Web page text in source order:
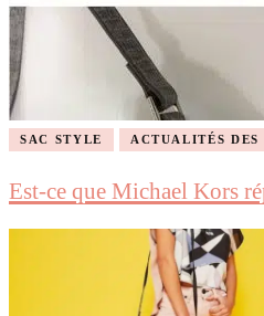
SAC STYLE ACTUALITÉS
Est-ce que Michael Kors